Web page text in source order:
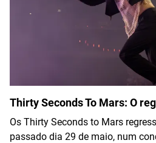
Thirty Seconds To Mars: O
Os Thirty Seconds to Mars
passado dia 29 de maio, num